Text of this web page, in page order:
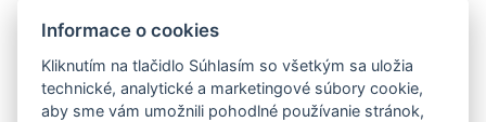
Informace o cookies
Kliknutím na tlačidlo Súhlasím so všetkým sa uložia
technické, analytické a marketingové súbory cookie,
aby sme vám umožnili pohodlné používanie stránok,